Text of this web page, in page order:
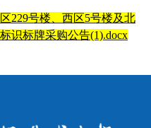
229号楼、西区5号楼及北
识标牌采购公告(1).docx